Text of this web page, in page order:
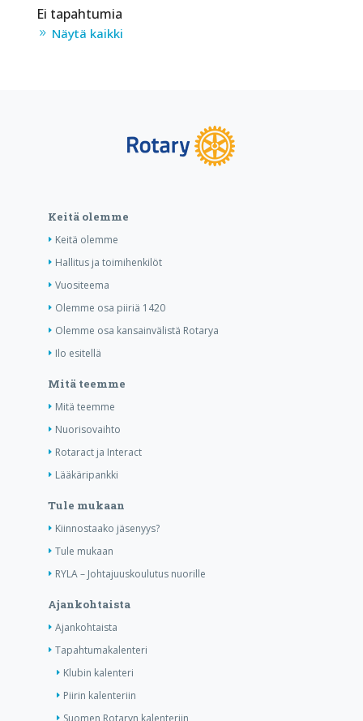
Ei tapahtumia
Näytä kaikki
Keitä olemme
Keitä olemme
Hallitus ja toimihenkilöt
Vuositeema
Olemme osa piiriä 1420
Olemme osa kansainvälistä Rotarya
Ilo esitellä
Mitä teemme
Mitä teemme
Nuorisovaihto
Rotaract ja Interact
Lääkäripankki
Tule mukaan
Kiinnostaako jäsenyys?
Tule mukaan
RYLA – Johtajuuskoulutus nuorille
Ajankohtaista
Ajankohtaista
Tapahtumakalenteri
Klubin kalenteri
Piirin kalenteriin